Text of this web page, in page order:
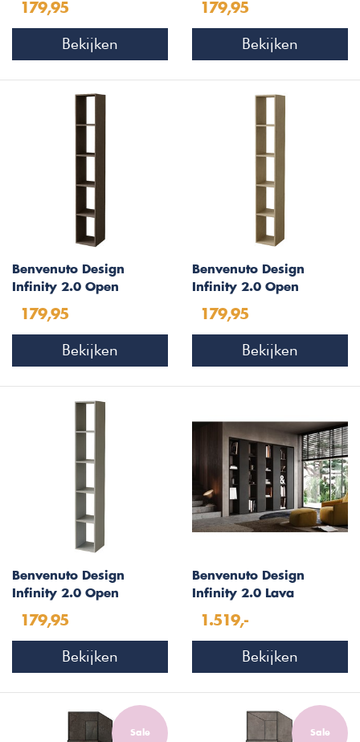
Wit
179,95
Bekijken
179,95
Bekijken
Benvenuto Design
Infinity 2.0 Open
179,95
Bekijken
Benvenuto Design
Infinity 2.0 Open
179,95
Bekijken
Benvenuto Design
Infinity 2.0 Open
179,95
Bekijken
Benvenuto Design
Infinity 2.0 Lava
1.519,-
Bekijken
Sale Sale